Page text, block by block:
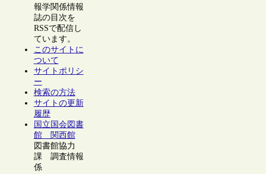
報学関係情報
誌の目次を
RSSで配信し
ています。
このサイトに
ついて
サイトポリシ
ー
検索の方法
サイトの更新
履歴
国立国会図書
館 関西館
図書館協力
課 調査情報
係